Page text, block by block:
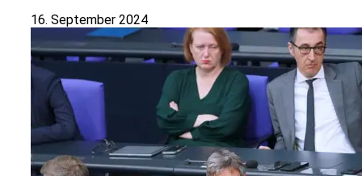
16. September 2024